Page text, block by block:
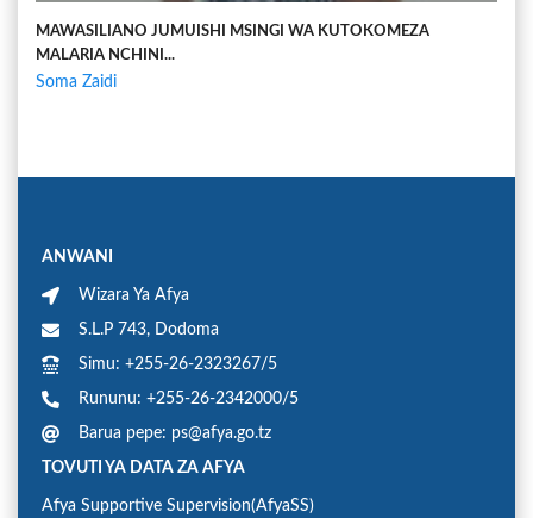
MAWASILIANO JUMUISHI MSINGI WA KUTOKOMEZA
MALARIA NCHINI...
Soma Zaidi
ANWANI
Wizara Ya Afya
S.L.P 743, Dodoma
Simu: +255-26-2323267/5
Rununu: +255-26-2342000/5
Barua pepe: ps@afya.go.tz
TOVUTI YA DATA ZA AFYA
Afya Supportive Supervision(AfyaSS)